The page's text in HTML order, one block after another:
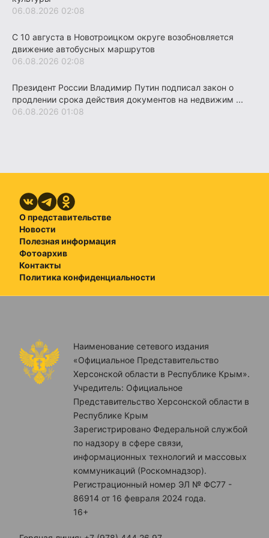
06.08.2026 02:08
С 10 августа в Новотроицком округе возобновляется
движение автобусных маршрутов
06.08.2026 02:08
Президент России Владимир Путин подписал закон о
продлении срока действия документов на недвижим ...
06.08.2026 01:08
О представительстве
Новости
Полезная информация
Фотоархив
Контакты
Политика конфиденциальности
Наименование сетевого издания
«Официальное Представительство
Херсонской области в Республике Крым».
Учредитель: Официальное
Представительство Херсонской области в
Республике Крым
Зарегистрировано Федеральной службой
по надзору в сфере связи,
информационных технологий и массовых
коммуникаций (Роскомнадзор).
Регистрационный номер ЭЛ № ФС77 -
86914 от 16 февраля 2024 года.
16+